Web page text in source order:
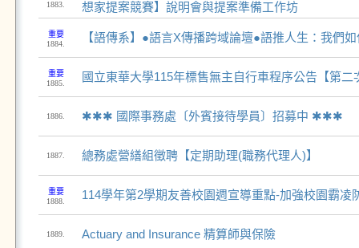
1883.
想家提案競賽】說明會與提案準備工作坊
重要
1884.
【語傳系】●語言X傳播跨域論壇●語推人生：我們
重要
1885.
國立東華大學115年標售無主自行車程序公告【第二
1886. ✱✱✱ 國際事務處〔外賓接待學員〕招募中 ✱✱✱
1887. 總務處營繕組徵聘【定期助理(職務代理人)】
重要
1888.
114學年第2學期友善校園週宣導重點-加強校園霸凌
1889. Actuary and Insurance 精算師與保險